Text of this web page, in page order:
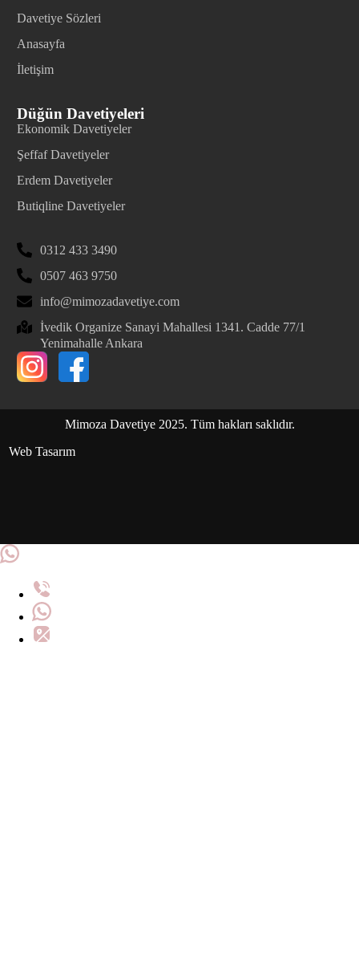
Davetiye Sözleri
Anasayfa
İletişim
Düğün Davetiyeleri
Ekonomik Davetiyeler
Şeffaf Davetiyeler
Erdem Davetiyeler
Butiqline Davetiyeler
0312 433 3490
0507 463 9750
info@mimozadavetiye.com
İvedik Organize Sanayi Mahallesi 1341. Cadde 77/1
Yenimahalle Ankara
Mimoza Davetiye 2025. Tüm hakları saklıdır.
Web Tasarım